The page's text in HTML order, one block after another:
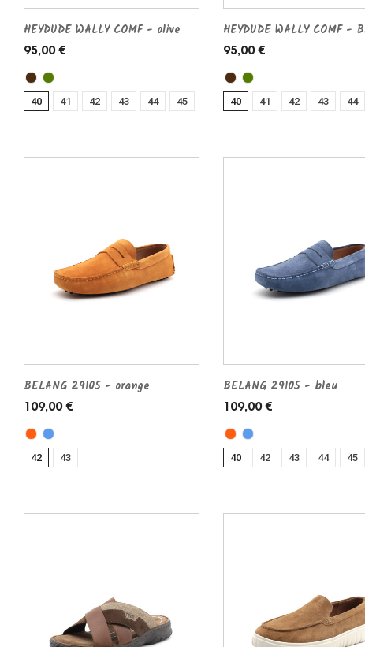
HEYDUDE WALLY COMF - olive
95,00 €
40 41 42 43 44 45
HEYDUDE WALLY COMF -
95,00 €
40 41 42 43 44
BELANG 29105 - orange
109,00 €
42 43
BELANG 29105 - bleu
109,00 €
40 42 43 44 45